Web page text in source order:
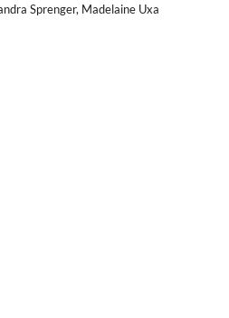
Sprenger, Madelaine Uxa